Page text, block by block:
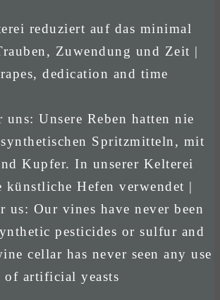
reduziert auf das minimal
Zuwendung und Zeit |
dedication and time
Unsere Reben hatten nie
Spritzmitteln, mit
Kupfer. In unserer Kelterei
künstliche Hefen verwendet |
us: Our vines have never been
pesticides or sulfur and
cellar has never seen any use
of artificial yeasts